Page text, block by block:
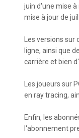
juin d'une mise
mise à jour de
Les versions
ligne, ainsi que
carrière et bien
Les joueurs sur
en ray tracing,
Enfin, les
l'abonnement